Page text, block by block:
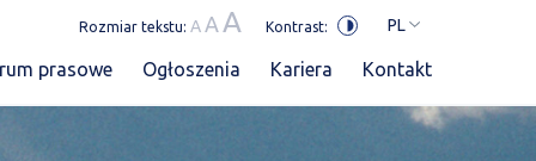
Rozmiar tekstu:A A A Kontrast: PL
prasowe Ogłoszenia Kariera Kontakt